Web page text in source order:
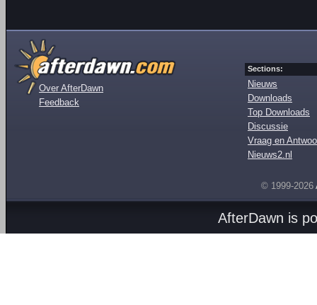
Over AfterDawn
Feedback
Sections:
Nieuws
Downloads
Top Downloads
Discussie
Vraag en
Nieuws2.nl
© 1999-2026
AfterDawn is